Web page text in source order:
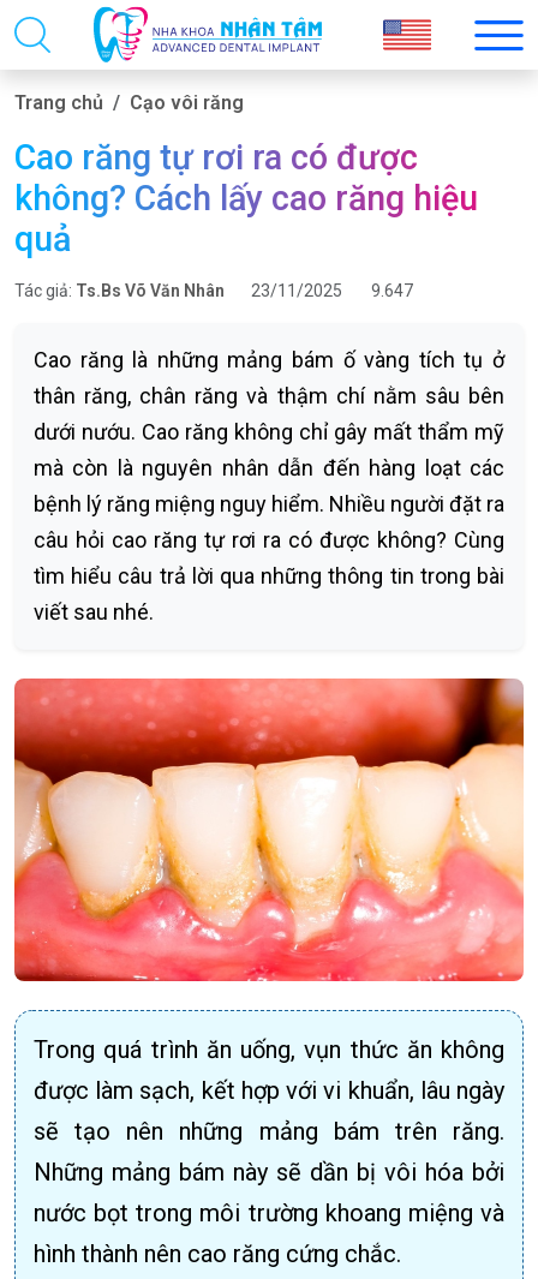
Trang chủ Cạo vôi răng
Cao răng tự rơi ra có được
không? Cách lấy cao răng hiệu
quả
Tác giả: Ts.Bs Võ Văn Nhân 23/11/2025 9.647
Cao răng là những mảng bám ố vàng tích tụ ở
thân răng, chân răng và thậm chí nằm sâu bên
dưới nướu. Cao răng không chỉ gây mất thẩm mỹ
mà còn là nguyên nhân dẫn đến hàng loạt các
bệnh lý răng miệng nguy hiểm. Nhiều người đặt ra
câu hỏi cao răng tự rơi ra có được không? Cùng
tìm hiểu câu trả lời qua những thông tin trong bài
viết sau nhé.
Trong quá trình ăn uống, vụn thức ăn không
được làm sạch, kết hợp với vi khuẩn, lâu ngày
sẽ tạo nên những mảng bám trên răng.
Những mảng bám này sẽ dần bị vôi hóa bởi
nước bọt trong môi trường khoang miệng và
hình thành nên cao răng cứng chắc.